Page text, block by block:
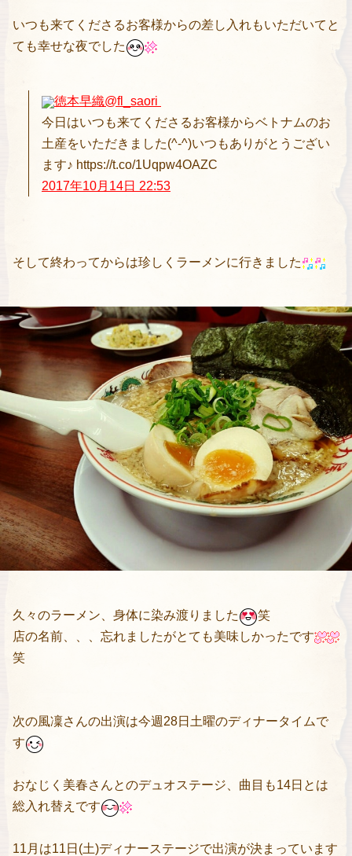
いつも来てくださるお客様からの差し入れもいただいてと
ても幸せな夜でした
徳本早織@fl_saori
今日はいつも来てくださるお客様からベトナムのお
土産をいただきました(^-^)いつもありがとうござい
ます♪ https://t.co/1Uqpw4OAZC
2017年10月14日 22:53
そして終わってからは珍しくラーメンに行きました
久々のラーメン、身体に染み渡りました
笑
店の名前、、、忘れましたがとても美味しかったです
笑
次の風凜さんの出演は今週28日土曜のディナータイムで
す
おなじく美春さんとのデュオステージ、曲目も14日とは
総入れ替えです
11月は11日(土)ディナーステージで出演が決まっています